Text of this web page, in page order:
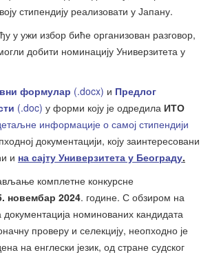
стипендију реализовати у Јапану.
у ужи избор биће организован разговор,
добити номинацију Универзитета у
формулар (.docx) и Предлог
(.doc) у форми коју је одредила ИТО
информације о самој стипендији
документацији, коју заинтересовани
и на сајту Универзитета у Београду.
комплетне конкурсне
. новембар 2024. године. С обзиром на
номинованих кандидата
проверу и селекцију, неопходно је
на енглески језик, од стране судског